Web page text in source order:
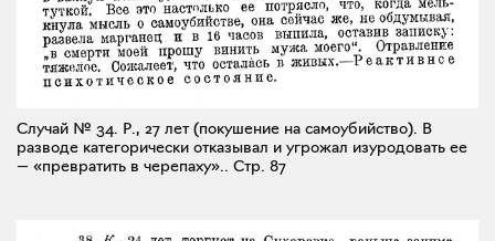
Случай № 34. Р., 27 лет (покушение на самоубийство). В
разводе категорически отказывал и угрожал изуродовать ее
— «превратить в черепаху».. Стр. 87